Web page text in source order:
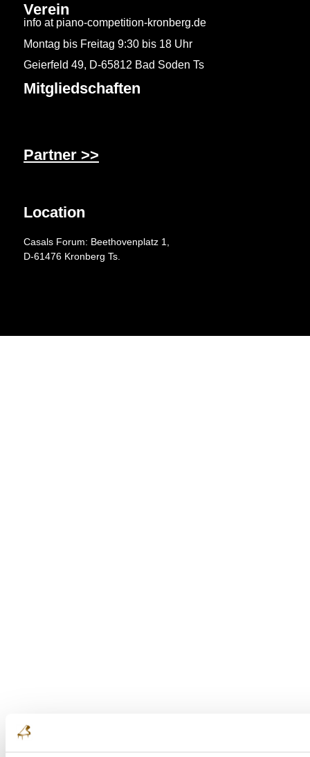
Verein
info at piano-competition-kronberg.de
Montag bis Freitag 9:30 bis 18 Uhr
Geierfeld 49, D-65812 Bad Soden Ts
Mitgliedschaften
Partner >>
Location
Casals Forum: Beethovenplatz 1,
D-61476 Kronberg Ts.